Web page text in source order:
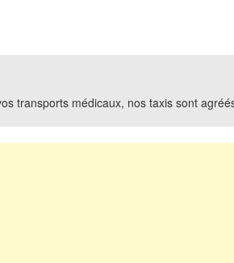
transports médicaux, nos taxis sont